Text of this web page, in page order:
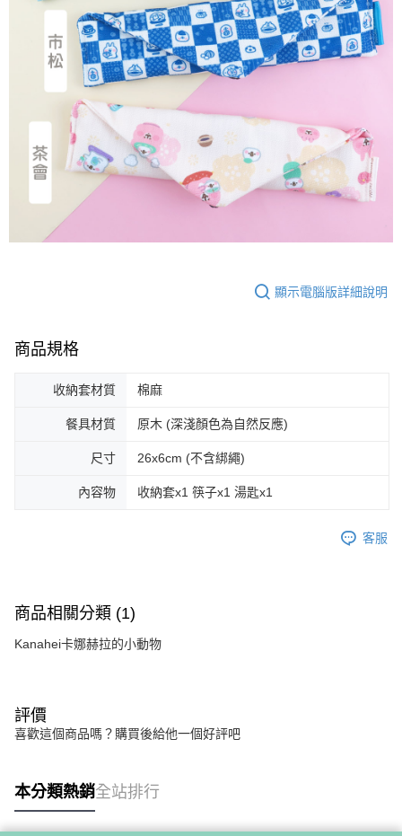
顯示電腦版詳細說明
商品規格
收納套材質 棉麻
餐具材質 原木 (深淺顏色為自然反應)
尺寸 26x6cm (不含綁繩)
內容物 收納套x1 筷子x1 湯匙x1
客服
商品相關分類 (1)
Kanahei卡娜赫拉的小動物
評價
喜歡這個商品嗎？購買後給他一個好評吧
本分類熱銷全站排行